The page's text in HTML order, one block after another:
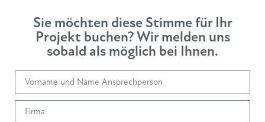
Sie möchten diese Stimme für Ihr
Projekt buchen? Wir melden uns
sobald als möglich bei Ihnen.